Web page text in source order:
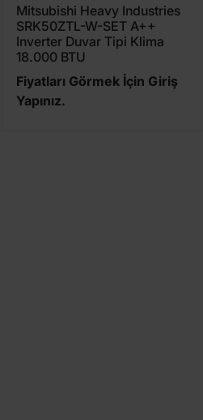
Mitsubishi Heavy Industries
SRK50ZTL-W-SET A++
Inverter Duvar Tipi Klima
18.000 BTU
Fiyatları Görmek İçin Giriş
Yapınız.